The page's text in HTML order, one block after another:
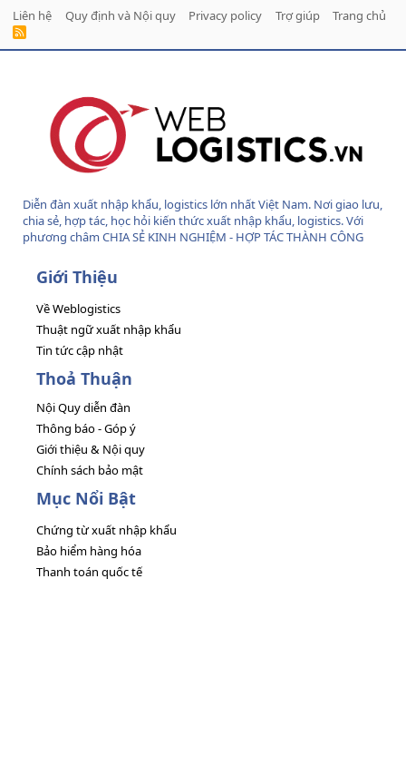
Liên hệ
Quy định và Nội quy Privacy policy Trợ giúp Trang chủ
R
Diễn đàn xuất nhập khẩu, logistics lớn nhất Việt Nam. Nơi giao lưu,
chia sẻ, hợp tác, học hỏi kiến thức xuất nhập khẩu, logistics. Với
phương châm CHIA SẺ KINH NGHIỆM - HỢP TÁC THÀNH CÔNG
Giới Thiệu
Về Weblogistics
Thuật ngữ xuất nhập khẩu
Tin tức cập nhật
Thoả Thuận
Nội Quy diễn đàn
Thông báo - Góp ý
Giới thiệu & Nội quy
Chính sách bảo mật
Mục Nổi Bật
Chứng từ xuất nhập khẩu
Bảo hiểm hàng hóa
Thanh toán quốc tế